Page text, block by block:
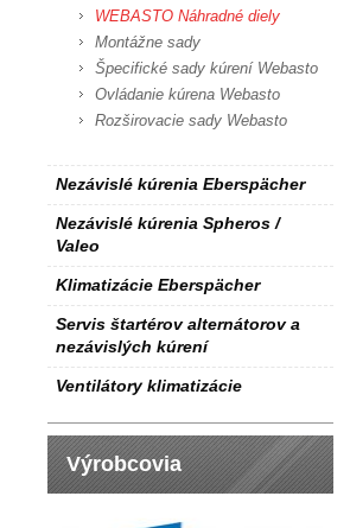
WEBASTO Náhradné diely
Montážne sady
Špecifické sady kúrení Webasto
Ovládanie kúrena Webasto
Rozširovacie sady Webasto
Nezávislé kúrenia Eberspächer
Nezávislé kúrenia Spheros /
Valeo
Klimatizácie Eberspächer
Servis štartérov alternátorov a
nezávislých kúrení
Ventilátory klimatizácie
Výrobcovia